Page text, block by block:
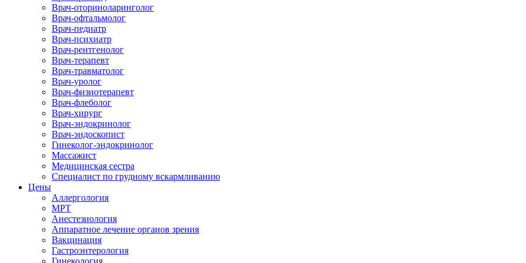
Врач-оториноларинголог
Врач-офтальмолог
Врач-педиатр
Врач-психиатр
Врач-рентгенолог
Врач-терапевт
Врач-травматолог
Врач-уролог
Врач-физиотерапевт
Врач-флеболог
Врач-хирург
Врач-эндокринолог
Врач-эндоскопист
Гинеколог-эндокринолог
Массажист
Медицинская сестра
Специалист по грудному вскармливанию
Цены
Аллергология
МРТ
Анестезиология
Аппаратное лечение органов зрения
Вакцинация
Гастроэнтерология
Гинекология